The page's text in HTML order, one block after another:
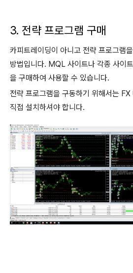
3. 전략 프로그램 구매
카피트레이딩이 아니고 전략 프로그램
방법입니다. MQL 사이트나 각종 사이
을 구매하여 사용할 수 있습니다.
전략 프로그램을 구동하기 위해서는
직접 설치하셔야 합니다.